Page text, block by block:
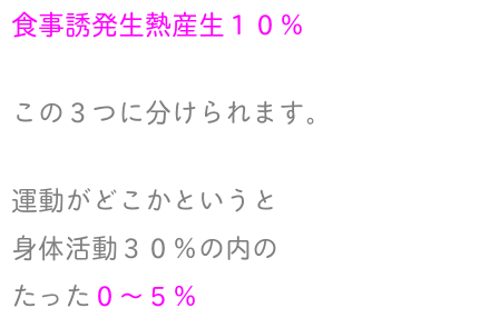
食事誘発生熱産生１０％
この３つに分けられます。
運動がどこかというと
身体活動３０％の内の
たった ０〜５％